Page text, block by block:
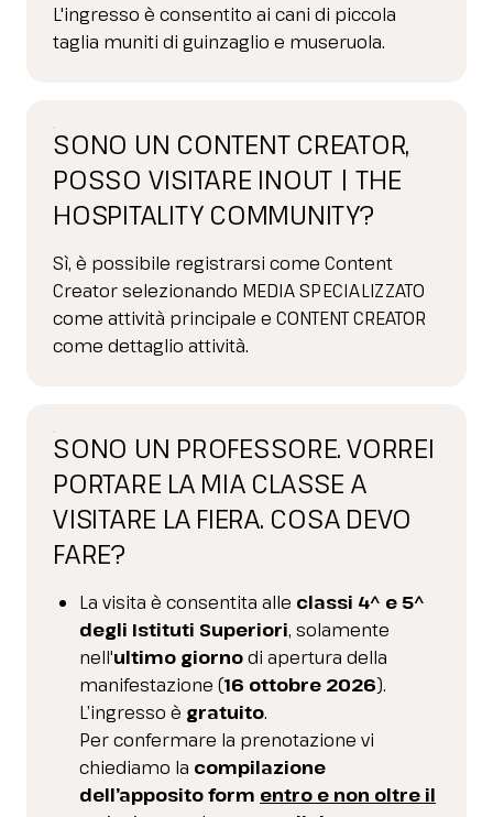
L'ingresso è consentito ai cani di piccola
taglia muniti di guinzaglio e museruola.
SONO UN CONTENT CREATOR,
POSSO VISITARE INOUT | THE
HOSPITALITY COMMUNITY?
Sì, è possibile registrarsi come Content
Creator selezionando MEDIA SPECIALIZZATO
come attività principale e CONTENT CREATOR
come dettaglio attività.
SONO UN PROFESSORE. VORREI
PORTARE LA MIA CLASSE A
VISITARE LA FIERA. COSA DEVO
FARE?
La visita è consentita alle classi 4^ e 5^
degli Istituti Superiori, solamente
nell'ultimo giornodi apertura della
manifestazione (16 ottobre 2026).
L’ingresso è gratuito.
Per confermare la prenotazione vi
chiediamo la compilazione
dell’apposito form entro e non oltre il